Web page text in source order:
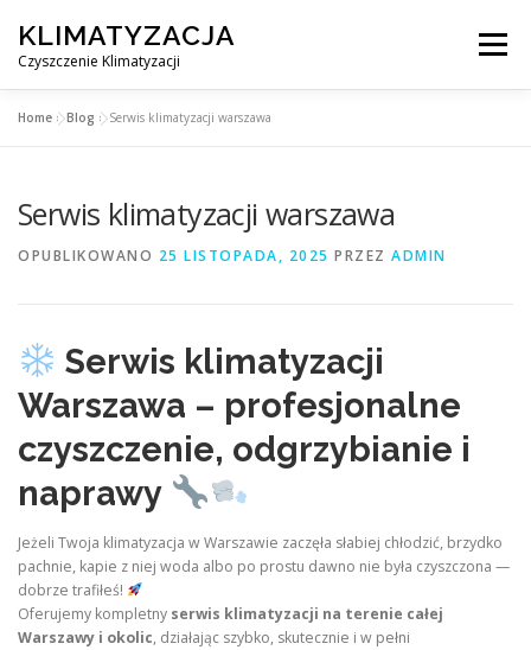
treści
KLIMATYZACJA
Czyszczenie Klimatyzacji
Menu
OBSŁUGIWANE MIASTA POD WARSZAWĄ
Home »Blog »Serwis klimatyzacji warszawa
Serwis klimatyzacji warszawa
OPUBLIKOWANO 25 LISTOPADA, 2025 PRZEZ ADMIN
Serwis klimatyzacji
Warszawa – profesjonalne
czyszczenie, odgrzybianie i
naprawy
Jeżeli Twoja klimatyzacja w Warszawie zaczęła słabiej chłodzić, brzydko
pachnie, kapie z niej woda albo po prostu dawno nie była czyszczona —
dobrze trafiłeś!
Oferujemy kompletny serwis klimatyzacji na terenie całej
Warszawy i okolic, działając szybko, skutecznie i w pełni